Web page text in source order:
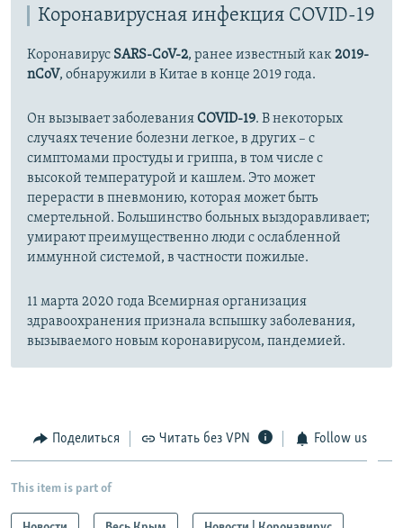
Коронавирусная инфекция COVID-19
Коронавирус SARS-CoV-2, ранее известный как2019-
nCoV, обнаружили в Китае в конце 2019 года.
Он вызывает заболеванияCOVID-19. В некоторых
случаях течение болезни легкое, в других – с
симптомами простуды и гриппа, в том числе с
высокой температурой и кашлем. Это может
перерасти в пневмонию, которая может быть
смертельной. Большинство больных выздоравливает;
умирают преимущественно люди с ослабленной
иммунной системой, в частности пожилые.
11 марта 2020 года Всемирная организация
здравоохранения признала вспышку заболевания,
вызываемого новым коронавирусом, пандемией.
Поделиться Читать без VPN Follow us
This item is part of